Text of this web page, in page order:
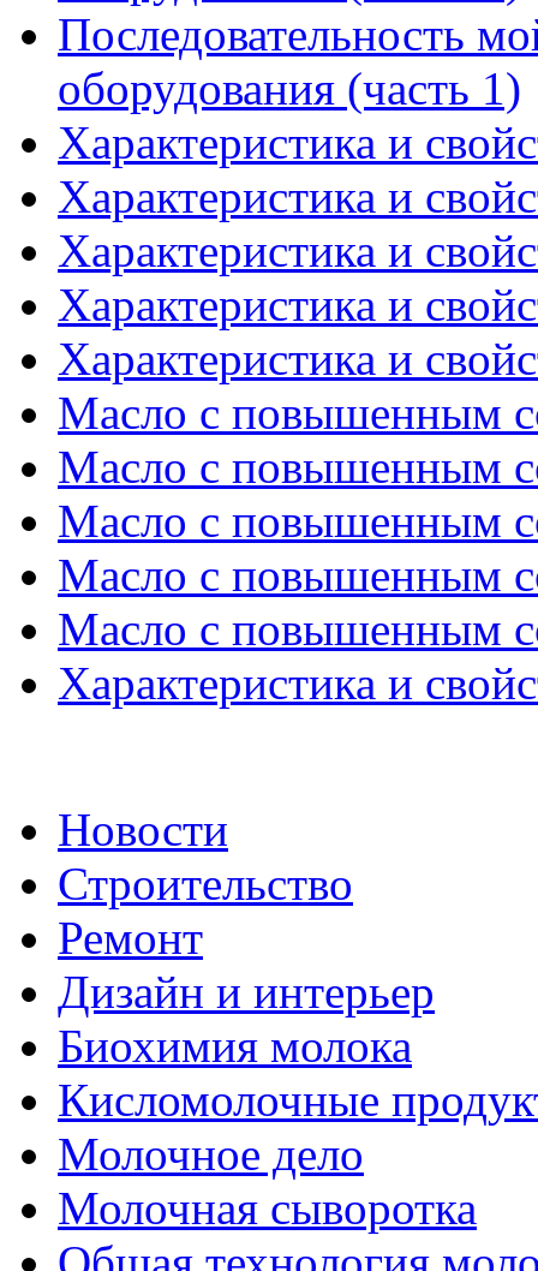
Последовательность
оборудования (часть 1)
Характеристика и
Характеристика и
Характеристика и
Характеристика и
Характеристика и
Масло с повышенным
Масло с повышенным
Масло с повышенным
Масло с повышенным
Масло с повышенным
Характеристика и
Новости
Строительство
Ремонт
Дизайн и интерьер
Биохимия молока
Кисломолочные
Молочное дело
Молочная сыворотка